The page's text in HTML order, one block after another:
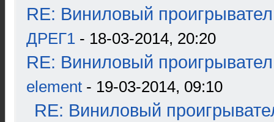
RE: Виниловый
ДРЕГ1 - 18-03-2014, 20:20
RE: Виниловый
element - 19-03-2014, 09:10
RE: Виниловый